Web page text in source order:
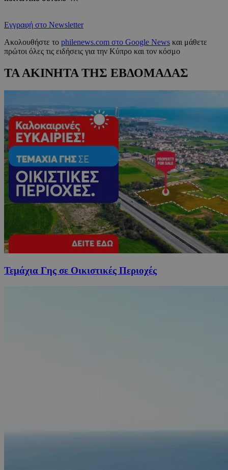
Εγγραφή στο Newsletter
Ακολουθήστε το philenews.com στο Google News και μάθετε
πρώτοι όλες τις ειδήσεις για την Κύπρο και τον κόσμο
ΤΑ ΑΚΙΝΗΤΑ ΤΗΣ ΕΒΔΟΜΑΔΑΣ
Τεμάχια Γης σε Οικιστικές Περιοχές